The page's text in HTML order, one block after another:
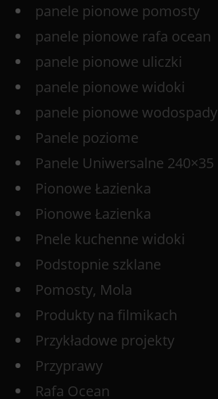
panele pionowe pomosty
panele pionowe rafa ocean
panele pionowe uliczki
panele pionowe widoki
panele pionowe wodospady
Panele poziome
Panele Uniwersalne 240×35
Pionowe Łazienka
Pionowe Łazienka
Pnele kuchenne widoki
Podstopnie szklane
Pomosty, Mola
Produkty na filmikach
Przykładowe projekty
Przyprawy
Rafa Ocean